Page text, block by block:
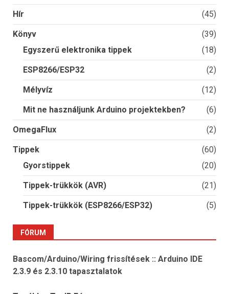
Hír (45)
Könyv
(39)
Egyszerű elektronika tippek
(18)
ESP8266/ESP32 (2)
Mélyvíz (12)
Mit ne használjunk Arduino projektekben? (6)
OmegaFlux (2)
Tippek
(60)
Gyorstippek
(20)
Tippek-trükkök (AVR) (21)
Tippek-trükkök (ESP8266/ESP32) (5)
FÓRUM
Bascom/Arduino/Wiring frissítések :: Arduino IDE
2.3.9 és 2.3.10 tapasztalatok